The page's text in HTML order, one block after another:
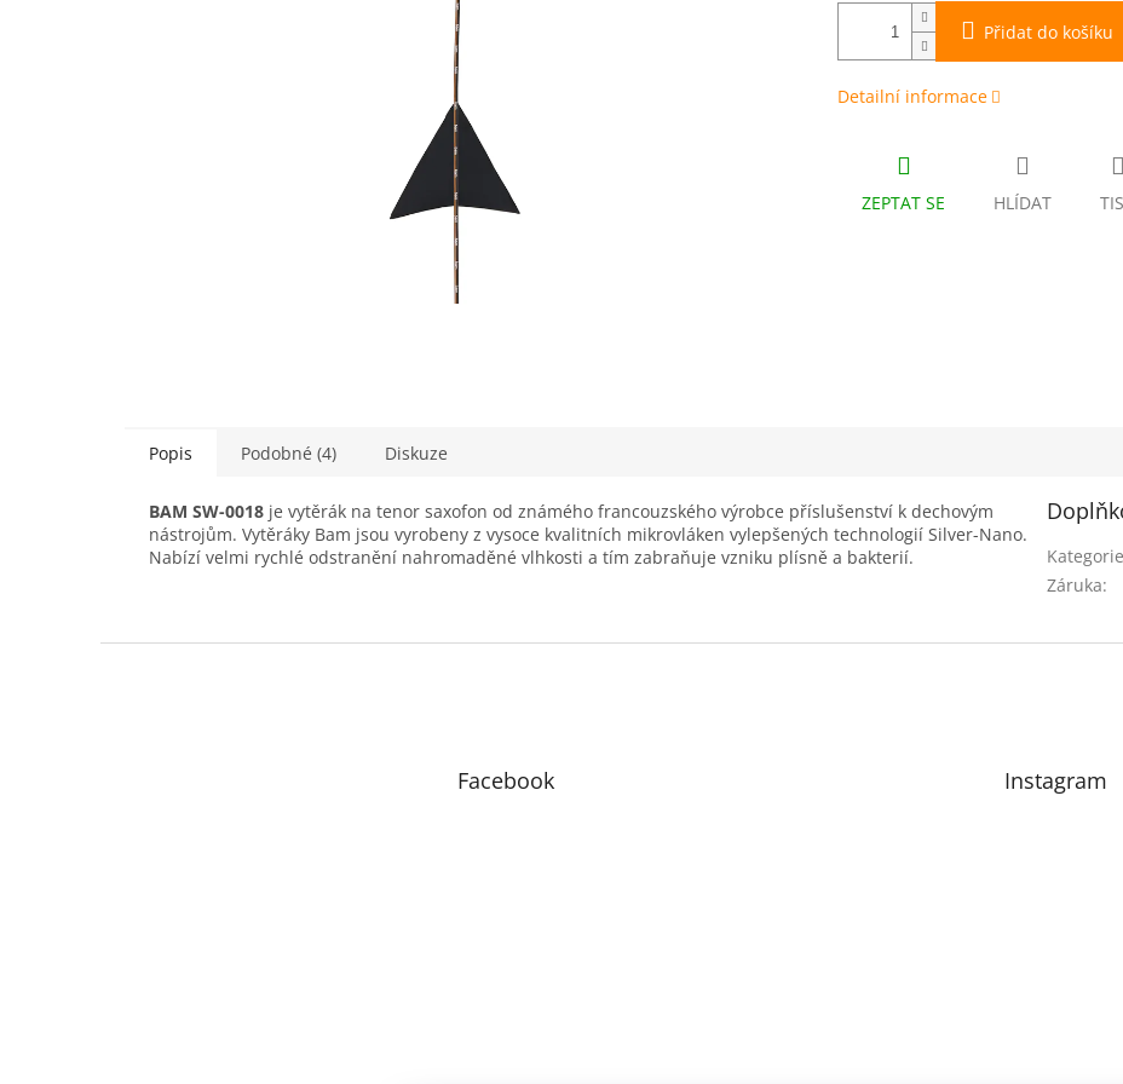
Přidat do košíku
Detailní informace
ZEPTAT SE HLÍDAT
Popis Podobné (4) Diskuze
BAM SW-0018 je vytěrák na tenor saxofon od známého francouzského výrobce příslušenství k dechovým
nástrojům. Vytěráky Bam jsou vyrobeny z vysoce kvalitních mikrovláken vylepšených technologií Silver-Nano.
Nabízí velmi rychlé odstranění nahromaděné vlhkosti a tím zabraňuje vzniku plísně a bakterií.
Kategorie
Záruka:
Facebook Instagram